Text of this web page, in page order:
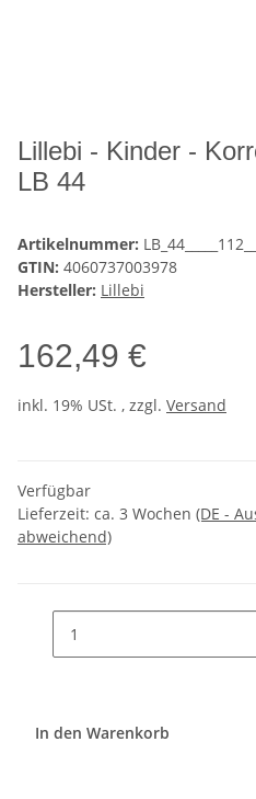
Lillebi - Kinder -
LB 44
Artikelnummer:
GTIN: 4060737003978
Hersteller: Lillebi
162,49 €
inkl. 19% USt. , zzgl. Versand
Verfügbar
Lieferzeit: ca. 3 Wochen (DE -
abweichend)
In den Warenkorb